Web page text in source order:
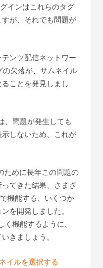
インはこれらのタグ
が、それでも問題が
テンツ配信ネットワー
の欠落が、サムネイル
ことを発見しまし
、問題が発生しても
しないため、これが
ために長年この問題の
てきた結果、さまざ
機能する、いくつか
を開発しました。
機能するように、
きましょう。
イルを選択する